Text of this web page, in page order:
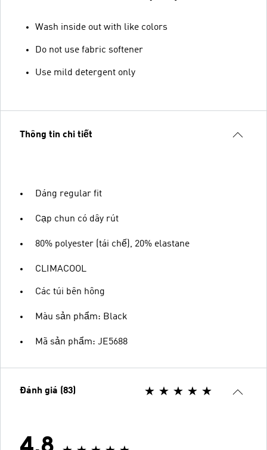
Wash inside out with like colors
Do not use fabric softener
Use mild detergent only
Thông tin chi tiết
Dáng regular fit
Cạp chun có dây rút
80% polyester (tái chế), 20% elastane
CLIMACOOL
Các túi bên hông
Màu sản phẩm: Black
Mã sản phẩm: JE5688
Đánh giá (83)